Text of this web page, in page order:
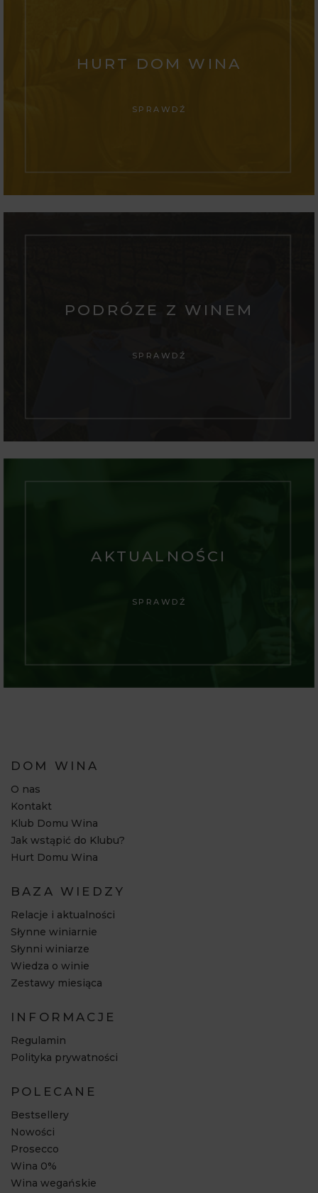
HURT DOM WINA
SPRAWDŹ
PODRÓZE Z WINEM
SPRAWDŹ
AKTUALNOŚCI
SPRAWDŹ
DOM WINA
O nas
Kontakt
Klub Domu Wina
Jak wstąpić do Klubu?
Hurt Domu Wina
BAZA WIEDZY
Relacje i aktualności
Słynne winiarnie
Słynni winiarze
Wiedza o winie
Zestawy miesiąca
INFORMACJE
Regulamin
Polityka prywatności
POLECANE
Bestsellery
Nowości
Prosecco
Wina 0%
Wina wegańskie